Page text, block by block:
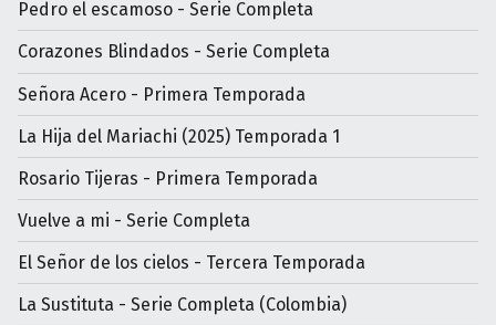
Pedro el escamoso - Serie Completa
Corazones Blindados - Serie Completa
Señora Acero - Primera Temporada
La Hija del Mariachi (2025) Temporada 1
Rosario Tijeras - Primera Temporada
Vuelve a mi - Serie Completa
El Señor de los cielos - Tercera Temporada
La Sustituta - Serie Completa (Colombia)